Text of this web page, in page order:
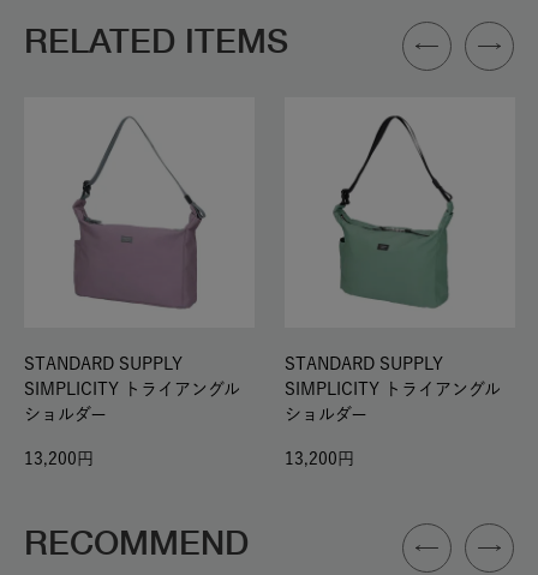
RELATED ITEMS
STANDARD SUPPLY
SIMPLICITY トライアングル
ショルダー
13,200
STANDARD SUPPLY
SIMPLICITY トライアングル
ショルダー
13,200
RECOMMEND